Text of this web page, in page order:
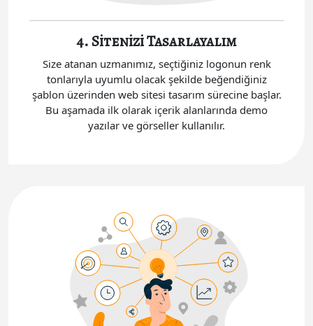
4. Sitenizi Tasarlayalım
Size atanan uzmanımız, seçtiğiniz logonun renk
tonlarıyla uyumlu olacak şekilde beğendiğiniz
şablon üzerinden web sitesi tasarım sürecine başlar.
Bu aşamada ilk olarak içerik alanlarında demo
yazılar ve görseller kullanılır.